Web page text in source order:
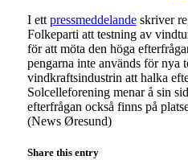
I ett pressmeddelandeskriver
Folkeparti att testning av
för att möta den höga
pengarna inte används för nya
vindkraftsindustrin att halka
Solcelleforening menar å sin
efterfrågan också finns på
(News Øresund)
Share this entry